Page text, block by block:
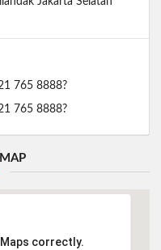
765 8888?
765 8888?
correctly.